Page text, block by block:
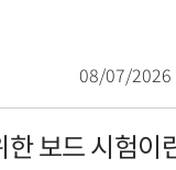
08/07/2026
보드 시험이